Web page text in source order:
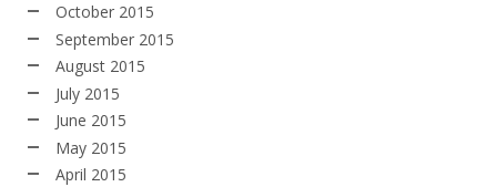
October 2015
September 2015
August 2015
July 2015
June 2015
May 2015
April 2015